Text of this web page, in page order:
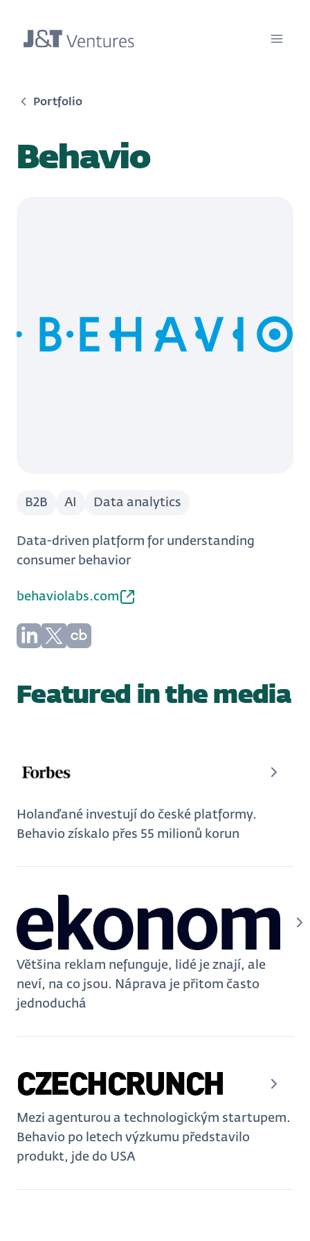
Portfolio
Behavio
B2B AI Data analytics
Data-driven platform for understanding
consumer behavior
behaviolabs.com
Featured in the media
Holanďané investují do české platformy.
Behavio získalo přes 55 milionů korun
Většina reklam nefunguje, lidé je znají, ale
neví, na co jsou. Náprava je přitom často
jednoduchá
Mezi agenturou a technologickým startupem.
Behavio po letech výzkumu představilo
produkt, jde do USA